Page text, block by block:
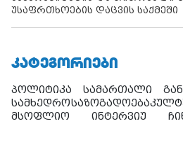
უსაფრთხოების დაცვის საქმეში
ᲙᲐᲢᲔᲒᲝᲠᲘᲔᲑᲘ
პოლიტიკა სამართალი
სამხედროსაზოგადოება
მსოფლიო
ინტერვიუ